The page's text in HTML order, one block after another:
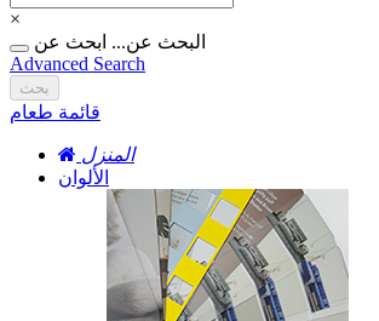
×
البحث عن... ابحث عن
Advanced Search
بحث
قائمة طعام
المنزل
الألوان